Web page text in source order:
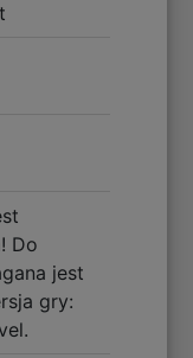
Do
jest
gry: